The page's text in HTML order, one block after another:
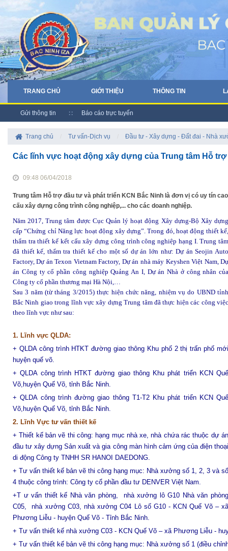
TRANG CHỦ GIỚI THIỆU THÔNG TIN
Gửi thông tin Báo cáo trực tuyến
Trang chủ Tư vấn-Dịch vụ Đầu tư - Xây dựng - Đất đai - Nhà
Các lĩnh vực hoạt động xây dựng của Trung tâm Hỗ
09:48 06/04/2018
Trung tâm Hỗ trợ đầu tư và phát triển KCN Bắc Ninh là đơn vị có uy tín
cấu xây dựng công trình công nghiệp,... cho các doanh nghiệp.
Năm 2017, Trung tâm được Cục Quản lý hoạt động Xây dựng-Bộ Xây dựng
cấp “Chứng chỉ Năng lực hoạt động xây dựng”. Trong đó, hoạt động thiết kế,
thẩm tra thiết kế kết cấu xây dựng công trình công nghiệp hạng I. Trung tâm
đã thiết kế, thẩm tra thiết kế cho một số dự án lớn như: Dự án Seojin Auto
Factory, Dự án Texon Vietnam Factory, Dự án nhà máy Keyshen Việt Nam, Dự
án Công ty cổ phần công nghiệp Quảng An I, Dự án Nhà ở công nhân của
Công ty cổ phần thương mại Hà Nội,…
Sau 3 năm (từ tháng 3/2015) thực hiện chức năng, nhiệm vụ do UBND tỉnh
Bắc Ninh giao trong lĩnh vực xây dựng Trung tâm đã thực hiện các công việc
theo lĩnh vực như sau:
1. Lĩnh vực QLDA:
+ QLDA công trình HTKT đường giao thông Khu phố 2 thị trấn phố mới
huyện quế võ.
+ QLDA công trình HTKT đường giao thông Khu phát triển KCN Quế
Võ,huyện Quế Võ, tỉnh Bắc Ninh.
+ QLDA công trình đường giao thông T1-T2 Khu phát triển KCN Quế
Võ,huyện Quế Võ, tỉnh Bắc Ninh.
2. Lĩnh Vực tư vấn thiết kế
+ Thiết kế bản vẽ thi công: hạng mục nhà xe, nhà chứa rác thuộc dự án
đầu tư xây dựngSản xuất và gia công màn hình cảm ứng của điện
di động Công ty TNHH SR HANOI DAEDONG.
+ Tư vấn thiết kế bản vẽ thi công hạng mục: Nhà xưởng số 1, 2, 3 và số
4 thuộc công trình: Công ty cổ phần đầu tư DENVER Việt Nam.
+T ư vấn thiết kế Nhà văn phòng, nhà xưởng lô G10 Nhà văn
C05, nhà xưởng C03, nhà xưởng C04 Lô số G10 - KCN Quế Võ – xã
Phương Liễu - huyện Quế Võ - Tỉnh Bắc Ninh.
+ Tư vấn thiết kế nhà xưởng C03 - KCN Quế Võ – xã Phương Liễu -
+ Tư vấn thiết kế bản vẽ thi công hạng mục: Nhà xưởng số 1 (điều